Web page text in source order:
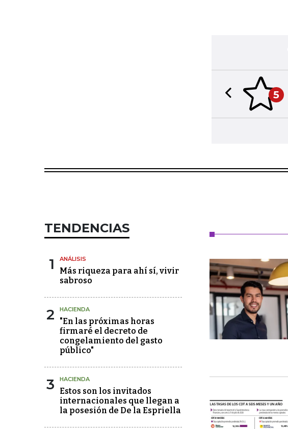
5
Previous slide
TENDENCIAS
1 ANÁLISIS
Más riqueza para ahí sí, vivir
sabroso
2 HACIENDA
"En las próximas horas
firmaré el decreto de
congelamiento del gasto
público"
3 HACIENDA
Estos son los invitados
internacionales que llegan a
la posesión de De la Espriella